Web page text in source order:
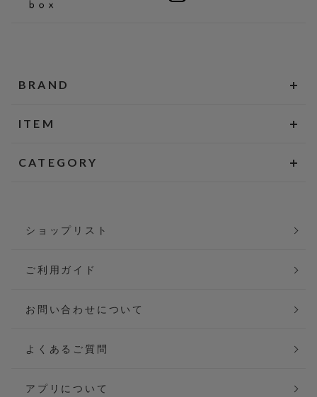
BRAND
ITEM
CATEGORY
ショップリスト
ご利用ガイド
お問い合わせについて
よくあるご質問
アプリについて